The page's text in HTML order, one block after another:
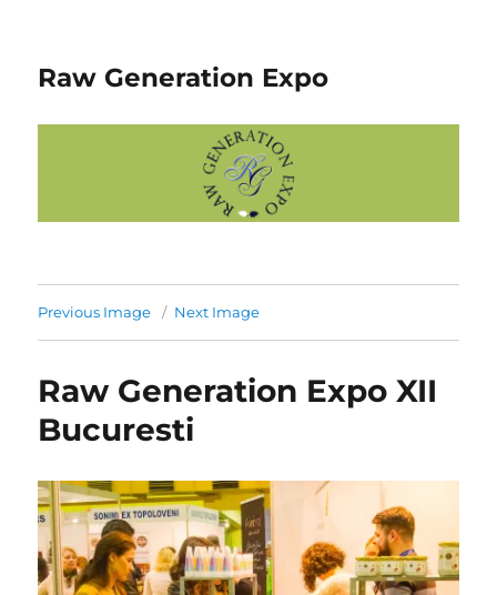
Raw Generation Expo
Previous Image Next Image
Raw Generation Expo XII
Bucuresti